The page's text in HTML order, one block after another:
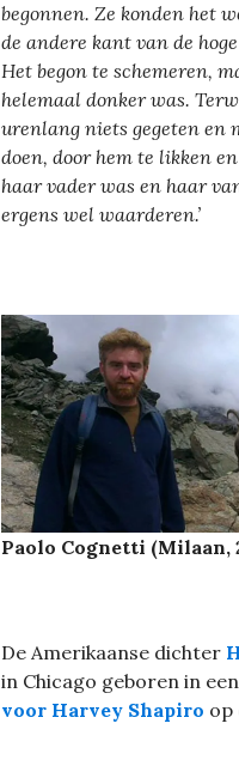
begonnen. Ze konden het
de andere kant van de
Het begon te schemeren,
helemaal donker was.
urenlang niets gegeten en
doen, door hem te likken
haar vader was en haar
ergens wel waarderen.’
Paolo Cognetti (Milaan,
De Amerikaanse dichter
in Chicago geboren in
voor Harvey Shapiro op